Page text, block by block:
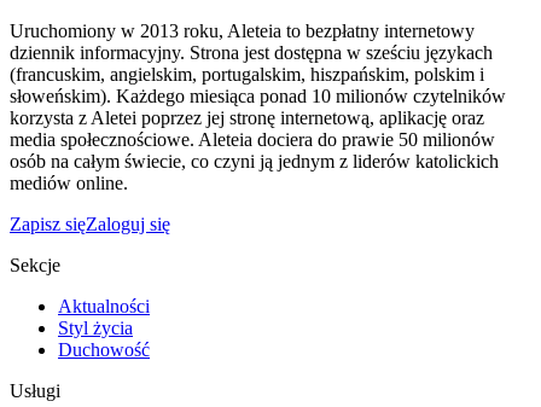
Uruchomiony w 2013 roku, Aleteia to bezpłatny internetowy
dziennik informacyjny. Strona jest dostępna w sześciu językach
(francuskim, angielskim, portugalskim, hiszpańskim, polskim i
słoweńskim). Każdego miesiąca ponad 10 milionów czytelników
korzysta z Aletei poprzez jej stronę internetową, aplikację oraz
media społecznościowe. Aleteia dociera do prawie 50 milionów
osób na całym świecie, co czyni ją jednym z liderów katolickich
mediów online.
Zapisz sięZaloguj się
Sekcje
Aktualności
Styl życia
Duchowość
Usługi